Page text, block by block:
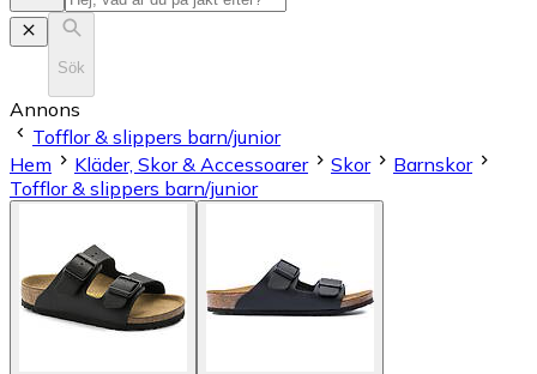
Sök
Annons
Tofflor & slippers barn/junior
Hem
Kläder, Skor & Accessoarer Skor
Barnskor
Tofflor & slippers barn/junior